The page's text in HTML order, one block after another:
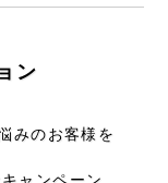
ン
みのお客様を